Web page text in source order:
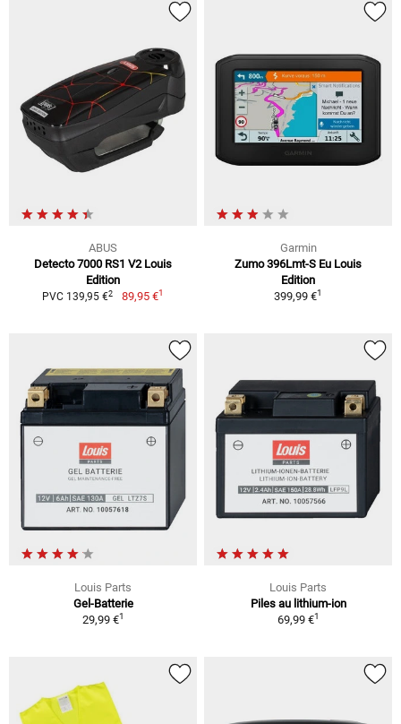
ABUS
Detecto 7000 RS1 V2 Louis
Edition
PVC 139,95 €2 89,95 €1
Garmin
Zumo 396Lmt-S Eu Louis
Edition
399,99 €1
Louis Parts
Gel-Batterie
29,99 €1
Louis Parts
Piles au lithium-ion
69,99 €1